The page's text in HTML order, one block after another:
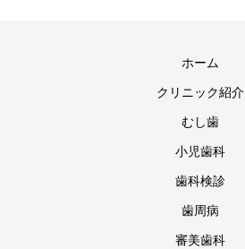
ホーム
クリニック紹介
むし歯
小児歯科
歯科検診
歯周病
審美歯科